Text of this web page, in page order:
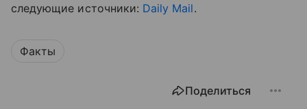
следующие источники: Daily Mail.
Факты
Поделиться